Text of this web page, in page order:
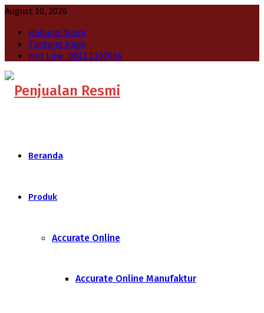
August 10, 2026
Hubungi Kami
Tantang Kami
Hot Line : 0812 1107666
Beranda
Produk
Accurate Online
Accurate Online Manufaktur